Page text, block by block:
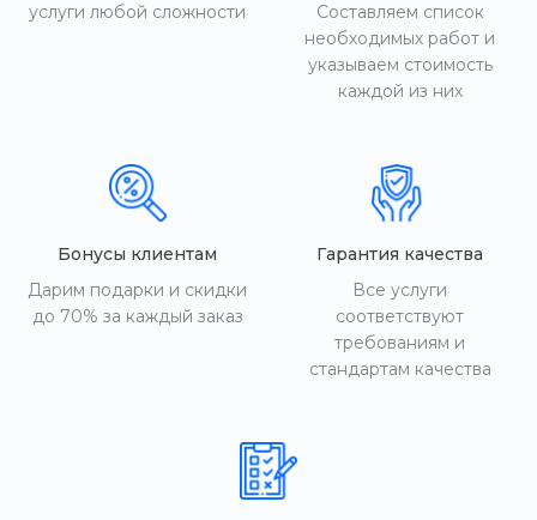
услуги любой сложности
Составляем список
необходимых работ и
указываем стоимость
каждой из них
Бонусы клиентам
Дарим подарки и скидки
до 70% за каждый заказ
Гарантия качества
Все услуги
соответствуют
требованиям и
стандартам качества